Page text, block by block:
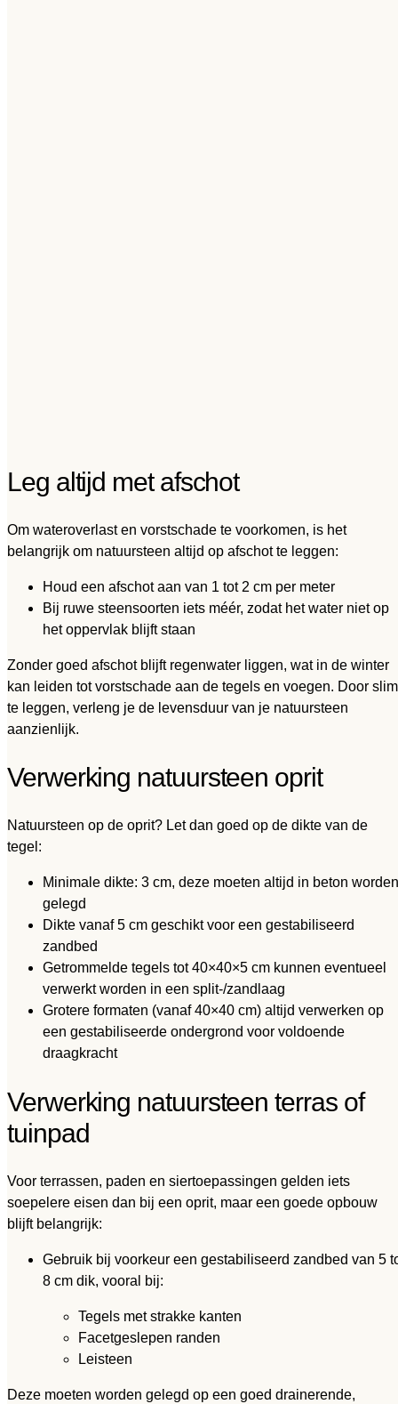
Leg altijd met afschot
Om wateroverlast en vorstschade te voorkomen, is het
belangrijk om natuursteen altijd op afschot te leggen:
Houd een afschot aan van 1 tot 2 cm per meter
Bij ruwe steensoorten iets méér, zodat het water niet op
het oppervlak blijft staan
Zonder goed afschot blijft regenwater liggen, wat in de winter
kan leiden tot vorstschade aan de tegels en voegen. Door slim
te leggen, verleng je de levensduur van je natuursteen
aanzienlijk.
Verwerking natuursteen oprit
Natuursteen op de oprit? Let dan goed op de dikte van de
tegel:
Minimale dikte: 3 cm, deze moeten altijd in beton worden
gelegd
Dikte vanaf 5 cm geschikt voor een gestabiliseerd
zandbed
Getrommelde tegels tot 40×40×5 cm kunnen eventueel
verwerkt worden in een split-/zandlaag
Grotere formaten (vanaf 40×40 cm) altijd verwerken op
een gestabiliseerde ondergrond voor voldoende
draagkracht
Verwerking natuursteen terras of
tuinpad
Voor terrassen, paden en siertoepassingen gelden iets
soepelere eisen dan bij een oprit, maar een goede opbouw
blijft belangrijk:
Gebruik bij voorkeur een gestabiliseerd zandbed van 5
8 cm dik, vooral bij:
Tegels met strakke kanten
Facetgeslepen randen
Leisteen
Deze moeten worden gelegd op een goed drainerende,